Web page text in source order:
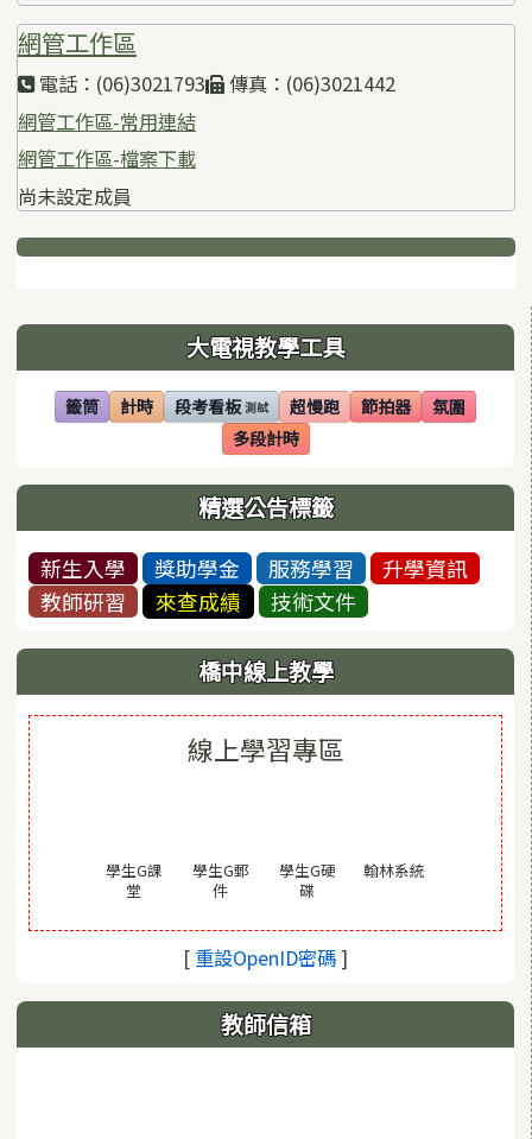
網管工作區
電話：(06)3021793
傳真：(06)3021442
網管工作區-常用連結
網管工作區-檔案下載
尚未設定成員
下中區域內容
左邊區域內容 大電視教學工具
籤筒
(另開視窗)
計時
(另開視窗)段考看板 測試
(另開視窗) 超慢跑
(另開視窗)節拍器
(另開視窗)氛圍
(另開視窗)
多段計時
(另開視窗)
精選公告標籤
新生入學 獎助學金 服務學習
升學資訊
教師研習
來查成績 技術文件
橋中線上教學
線上學習專區
學生G課
堂
學生G郵
件(另開視窗)
學生G硬
碟(另開視窗)
翰林系統(另開視窗)
[ 重設OpenID密碼(另開視窗)
]
教師信箱